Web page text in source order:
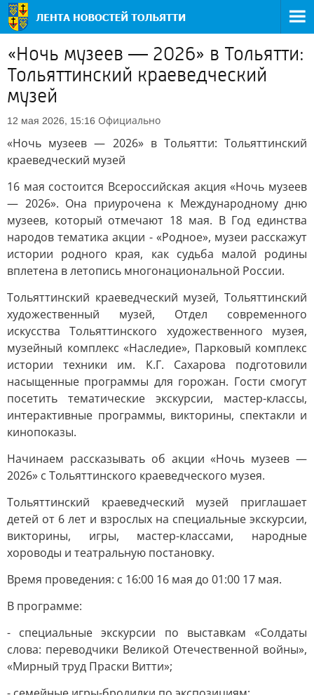
«Ночь музеев — 2026» в Тольятти:
Тольяттинский краеведческий
музей
12 мая 2026, 15:16 Официально
«Ночь музеев — 2026» в Тольятти: Тольяттинский
краеведческий музей
16 мая состоится Всероссийская акция «Ночь музеев
— 2026». Она приурочена к Международному дню
музеев, который отмечают 18 мая. В Год единства
народов тематика акции - «Родное», музеи расскажут
истории родного края, как судьба малой родины
вплетена в летопись многонациональной России.
Тольяттинский краеведческий музей, Тольяттинский
художественный музей, Отдел современного
искусства Тольяттинского художественного музея,
музейный комплекс «Наследие», Парковый комплекс
истории техники им. К.Г. Сахарова подготовили
насыщенные программы для горожан. Гости смогут
посетить тематические экскурсии, мастер-классы,
интерактивные программы, викторины, спектакли и
кинопоказы.
Начинаем рассказывать об акции «Ночь музеев —
2026» с Тольяттинского краеведческого музея.
Тольяттинский краеведческий музей приглашает
детей от 6 лет и взрослых на специальные экскурсии,
викторины, игры, мастер-классами, народные
хороводы и театральную постановку.
Время проведения: с 16:00 16 мая до 01:00 17 мая.
В программе:
- специальные экскурсии по выставкам «Солдаты
слова: переводчики Великой Отечественной войны»,
«Мирный труд Праски Витти»;